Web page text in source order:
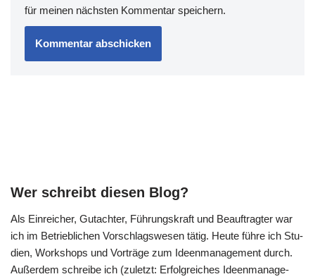
für meinen nächsten Kommentar speichern.
Wer schreibt diesen Blog?
Als Ein­rei­cher, Gut­ach­ter, Füh­rungs­kraft und Beauf­trag­ter war
ich im Betrieb­li­chen Vor­schlags­we­sen tätig. Heu­te füh­re ich Stu­
di­en, Work­shops und Vor­trä­ge zum Ideen­ma­nage­ment durch.
Außer­dem schrei­be ich (zuletzt: Erfolg­rei­ches Ideen­ma­nage­